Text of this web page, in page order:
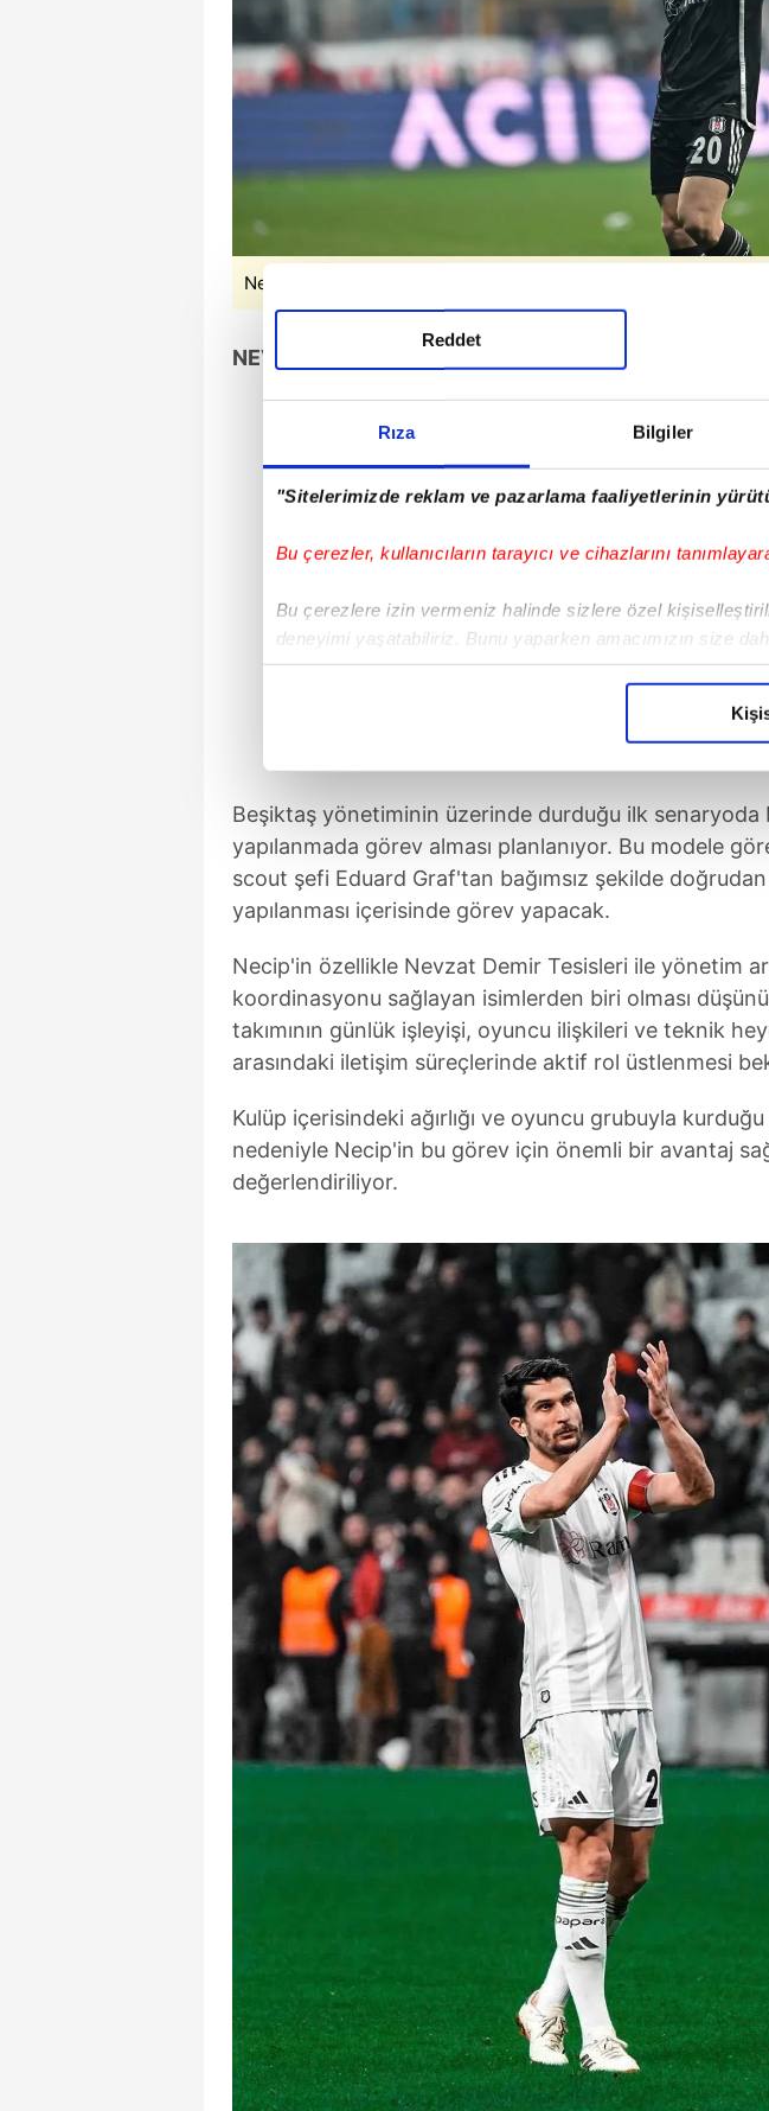
Rıza Bilgiler
"Sitelerimizde reklam ve pazarlama faaliyetlerinin
Bu çerezler, kullanıcıların tarayıcı ve cihazlarını
Bu çerezlere izin vermeniz halinde sizlere özel
deneyimi yaşatabiliriz. Bunu yaparken amacımızın size
içerikleri sunabilmek adına elimizden gelen çabayı
Sizlere daha iyi bir hizmet sunabilmek için İnternet
çerezler vasıtasıyla çeşitli kişisel verileriniz işlenmekte
amacıyla kullanılmaktadır. Diğer çerezler, sitemizin daha
reklam/pazarlama faaliyetlerinin yapılması, amaçlarıyla
butonuna tıklayabilir,Çerez Bilgilendirme Metnimizi
6698 sayılı Kişisel Verilerin Korunması Kanunu uyarınca
mevzuata uygun olarak kullanılan çerezlerle ilgili bilgi
Reddet
Necip Uysal, Beşiktaş'a geri dönecek.
NEVZAT DEMİR İLE YÖNETİM ARASINDA KÖPRÜ
Beşiktaş yönetiminin üzerinde durduğu ilk senaryoda
yapılanmada görev alması planlanıyor. Bu modele
scout şefi Eduard Graf'tan bağımsız şekilde
yapılanması içerisinde görev yapacak.
Necip'in özellikle Nevzat Demir Tesisleri ile yönetim
koordinasyonu sağlayan isimlerden biri olması
takımının günlük işleyişi, oyuncu ilişkileri ve teknik
arasındaki iletişim süreçlerinde aktif rol üstlenmesi
Kulüp içerisindeki ağırlığı ve oyuncu grubuyla
nedeniyle Necip'in bu görev için önemli bir avantaj
değerlendiriliyor.